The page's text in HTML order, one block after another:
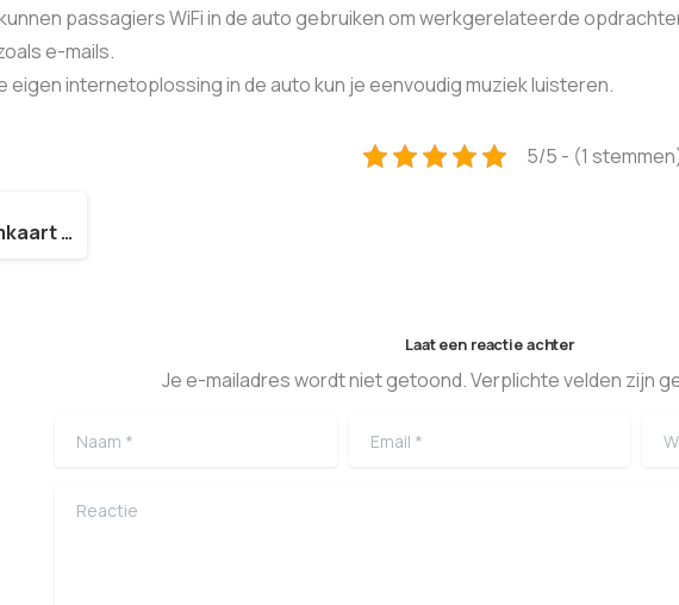
passagiers WiFi in de auto gebruiken om werkgerelateerde
e-mails.
eigen internetoplossing in de auto kun je eenvoudig muziek luisteren.
5/5 - (1
Prepaid simkaart buiten Europa
Laat een reactie achter
Je e-mailadres wordt niet getoond. Verplichte velden zijn
Naam
Email
Reactie